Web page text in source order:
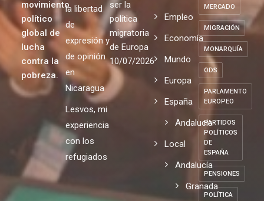
movimiento
político
global de
lucha
contra la
pobreza.
la libertad
de
expresión y
de opinión
en
Nicaragua
Lesvos, mi
experiencia
con los
refugiados
ser la
política
migratoria
de Europa
10/07/2026
Empleo
Economía
Mundo
Europa
España
Andalucia
Local
Andalucía
Granada
MERCADO
MIGRACIÓN
MONARQUÍA
ODS
PARLAMENTO
EUROPEO
PARTIDOS
POLÍTICOS
DE
ESPAÑA
PENSIONES
POLÍTICA